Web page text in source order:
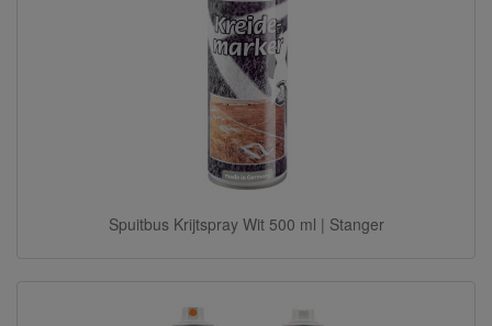
Spuitbus Krijtspray Wit 500 ml | Stanger